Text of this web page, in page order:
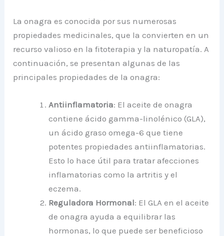
La onagra es conocida por sus numerosas
propiedades medicinales, que la convierten en un
recurso valioso en la fitoterapia y la naturopatía. A
continuación, se presentan algunas de las
principales propiedades de la onagra:
Antiinflamatoria: El aceite de onagra
contiene ácido gamma-linolénico (GLA),
un ácido graso omega-6 que tiene
potentes propiedades antiinflamatorias.
Esto lo hace útil para tratar afecciones
inflamatorias como la artritis y el
eczema.
Reguladora Hormonal: El GLA en el aceite
de onagra ayuda a equilibrar las
hormonas, lo que puede ser beneficioso